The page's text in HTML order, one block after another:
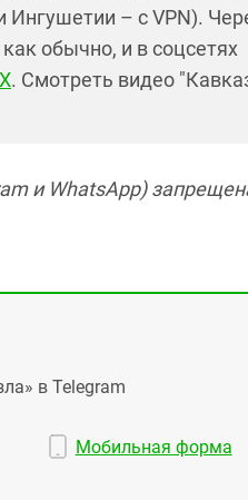
Ингушетии – с VPN).
обычно, и в соцсетях
X. Смотреть видео
и WhatsApp)
в Telegram
Мобильная форма